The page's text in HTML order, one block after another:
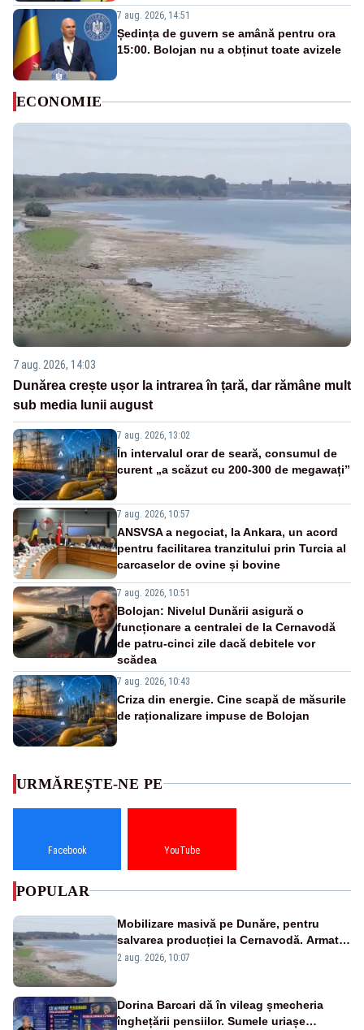
7 aug. 2026, 14:51
Ședința de guvern se amână pentru ora
15:00. Bolojan nu a obținut toate avizele
ECONOMIE
7 aug. 2026, 14:03
Dunărea crește ușor la intrarea în țară, dar rămâne mult
sub media lunii august
7 aug. 2026, 13:02
În intervalul orar de seară, consumul de
curent „a scăzut cu 200-300 de megawați”
7 aug. 2026, 10:57
ANSVSA a negociat, la Ankara, un acord
pentru facilitarea tranzitului prin Turcia al
carcaselor de ovine și bovine
7 aug. 2026, 10:51
Bolojan: Nivelul Dunării asigură o
funcționare a centralei de la Cernavodă
de patru-cinci zile dacă debitele vor
scădea
7 aug. 2026, 10:43
Criza din energie. Cine scapă de măsurile
de raționalizare impuse de Bolojan
URMĂREȘTE-NE PE
Facebook YouTube
POPULAR
Mobilizare masivă pe Dunăre, pentru
salvarea producției la Cernavodă. Armata
va detona o stâncă și va devia apa
2 aug. 2026, 10:07
Dorina Barcari dă în vileag șmecheria
înghețării pensiilor. Sumele uriașe